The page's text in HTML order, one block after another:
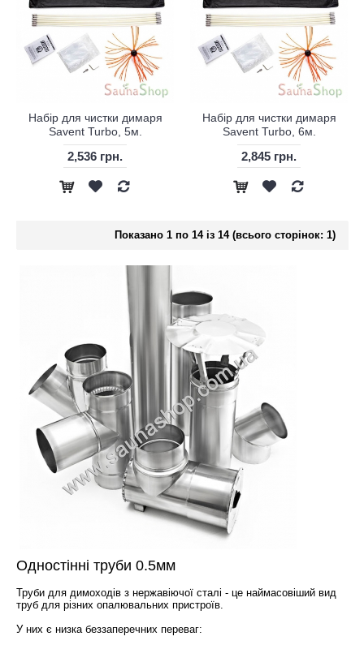
Набір для чистки димаря
Savent Turbo, 5м.
2,536 грн.
Набір для чистки димаря
Savent Turbo, 6м.
2,845 грн.
Показано 1 по 14 із 14 (всього сторінок: 1)
Одностінні труби 0.5мм
Труби для димоходів з нержавіючої сталі - це наймасовіший вид
труб для різних опалювальних пристроїв.
У них є низка беззаперечних переваг: